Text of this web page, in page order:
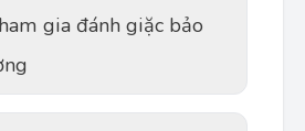
gia đánh giặc bảo